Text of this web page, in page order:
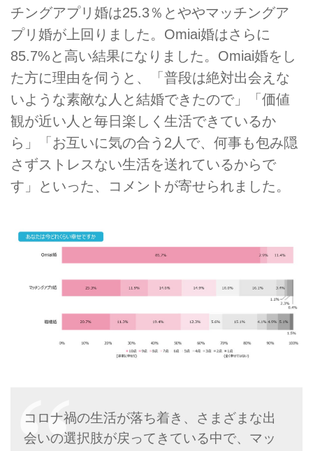
チングアプリ婚は25.3％とややマッチングア
プリ婚が上回りました。Omiai婚はさらに
85.7%と高い結果になりました。Omiai婚をし
た方に理由を伺うと、「普段は絶対出会えな
いような素敵な人と結婚できたので」「価値
観が近い人と毎日楽しく生活できているか
ら」「お互いに気の合う2人で、何事も包み隠
さずストレスない生活を送れているからで
す」といった、コメントが寄せられました。
コロナ禍の生活が落ち着き、さまざまな出
会いの選択肢が戻ってきている中で、マッ